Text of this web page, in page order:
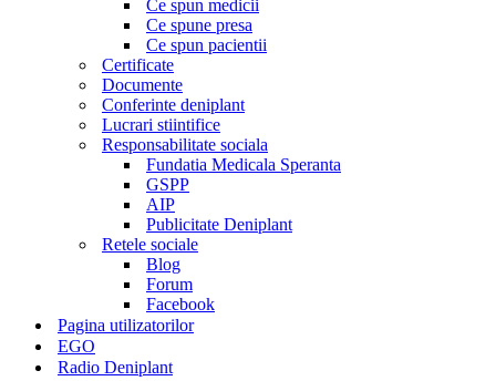
Ce spun medicii
Ce spune presa
Ce spun pacientii
Certificate
Documente
Conferinte deniplant
Lucrari stiintifice
Responsabilitate sociala
Fundatia Medicala Speranta
GSPP
AIP
Publicitate Deniplant
Retele sociale
Blog
Forum
Facebook
Pagina utilizatorilor
EGO
Radio Deniplant